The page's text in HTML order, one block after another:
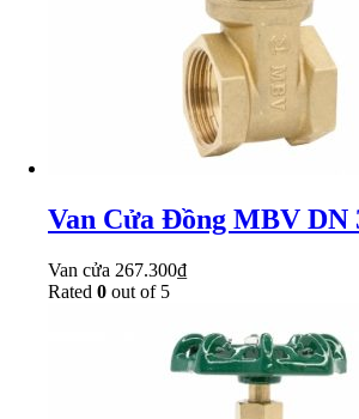
Van Cửa Đồng MBV DN
Van cửa 267.300₫
Rated 0 out of 5